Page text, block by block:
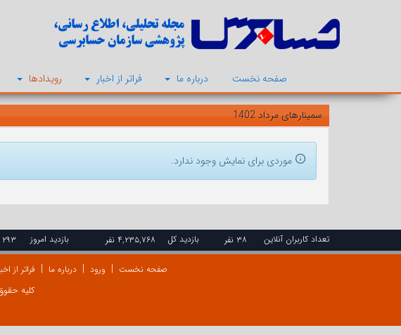
صفحه نخست درباره ما فراتر از اخبار رویدادها
سمینارهای مرداد 1402
موردی برای نمایش وجود ندارد.
تعداد کاربران آنلاین ۳۸ نفر بازدید کل ۴,۲۳۵,۷۶۸ نفر بازدید امروز ۲۹۳ نفر
صفحه نخست ورود درباره ما فراتر از
کلیه